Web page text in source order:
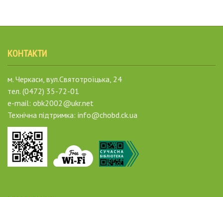
КОНТАКТИ
м. Черкаси, вул.Святотроїцька, 24
тел. (0472) 35-72-01
e-mail: obk2002@ukr.net
Технічна підтримка: info@chobd.ck.ua